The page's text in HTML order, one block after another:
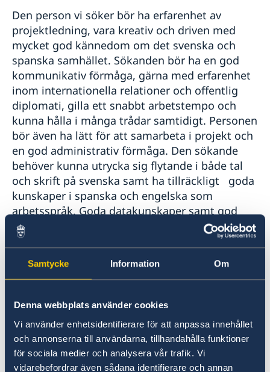
Samtycke Information Om
Denna webbplats använder cookies
Vi använder enhetsidentifierare för att anpassa innehållet
och annonserna till användarna, tillhandahålla funktioner
för sociala medier och analysera vår trafik. Vi
vidarebefordrar även sådana identifierare och annan
Den person vi söker bör ha erfarenhet av
projektledning, vara kreativ och driven med
mycket god kännedom om det svenska och
spanska samhället. Sökanden bör ha en god
kommunikativ förmåga, gärna med erfarenhet
inom internationella relationer och offentlig
diplomati, gilla ett snabbt arbetstempo och
kunna hålla i många trådar samtidigt. Personen
bör även ha lätt för att samarbeta i projekt och
en god administrativ förmåga. Den sökande
behöver kunna utrycka sig flytande i både tal
och skrift på svenska samt ha tillräckligt goda
kunskaper i spanska och engelska som
arbetsspråk. Goda datakunskaper samt god
kännedom om sociala media och
kommunikationsverktyg är ett krav. Ett plus är
sociala media.
Välkommen med din ansökan (ett personligt
brev inklusive CV och uppgift om minst tre
referenspersoner) via e-post till
ambassaden.madrid@gov.sesenast den 15
februari 2021. Endast sökanden som kallas till